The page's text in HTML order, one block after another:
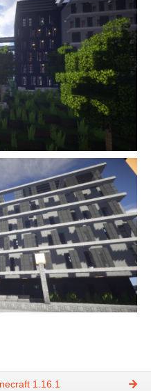
1.16.1